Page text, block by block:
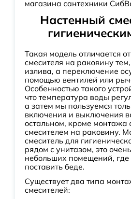
магазина сантехники
Настенный
Такая модель отличается
смесителя на раковину
излива, а переключение
помощью вентилей или
Особенностью такого
что температура воды
а затем мы пользуемся
включения и выключения
остальном, кроме монтажа
смесителем на раковину.
смеситель для
рядом с унитазом, это
небольших помещений, где
поставить беде.
Существует два типа
смесителей: